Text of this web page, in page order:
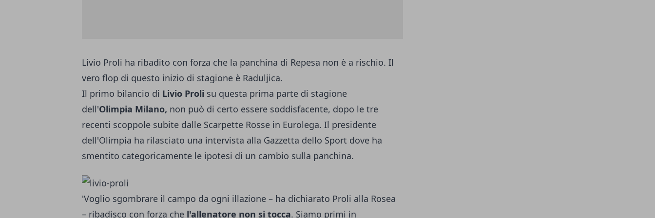
Livio Proli ha ribadito con forza che la panchina di Repesa non è a rischio. Il
vero flop di questo inizio di stagione è Raduljica.
Il primo bilancio di Livio Proli su questa prima parte di stagione
dell'Olimpia Milano, non può di certo essere soddisfacente, dopo le tre
recenti scoppole subite dalle Scarpette Rosse in Eurolega. Il presidente
dell'Olimpia ha rilasciato una intervista alla Gazzetta dello Sport dove ha
smentito categoricamente le ipotesi di un cambio sulla panchina.
'Voglio sgombrare il campo da ogni illazione – ha dichiarato Proli alla Rosea
– ribadisco con forza che l'allenatore non si tocca. Siamo primi in